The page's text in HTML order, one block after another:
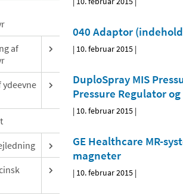
af
ydeevne
040 Adaptor
| 10. februar 2015 |
DuploSpray MIS
Pressure Regulator
| 10. februar 2015 |
GE Healthcare MR-
magneter
| 10. februar 2015 |